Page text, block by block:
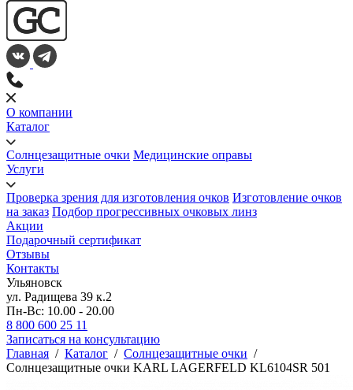
О компании
Каталог
Солнцезащитные очки Медицинские оправы
Услуги
Проверка зрения для изготовления очков Изготовление очков
на заказ Подбор прогрессивных очковых линз
Акции
Подарочный сертификат
Отзывы
Контакты
Ульяновск
ул. Радищева 39 к.2
Пн-Вс: 10.00 - 20.00
8 800 600 25 11
Записаться на консультацию
Главная / Каталог / Солнцезащитные очки /
Солнцезащитные очки KARL LAGERFELD KL6104SR 501